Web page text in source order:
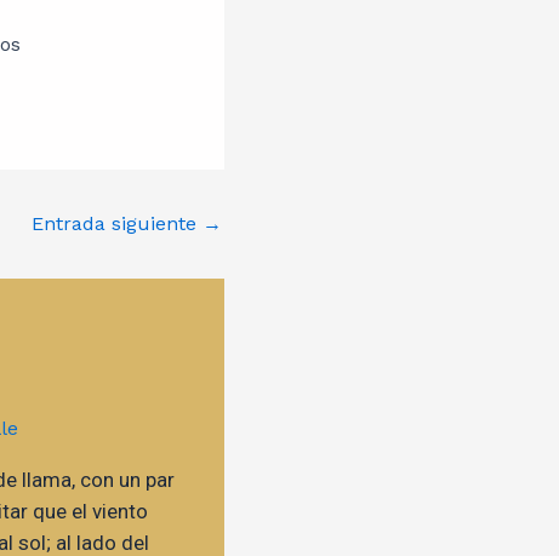
Entrada siguiente →
llama, con un par
que el viento
sol; al lado del